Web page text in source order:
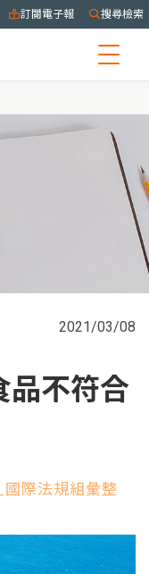
訂閱電子報 搜尋檢索
2021/03/08
品不符合
國際法規組彙整